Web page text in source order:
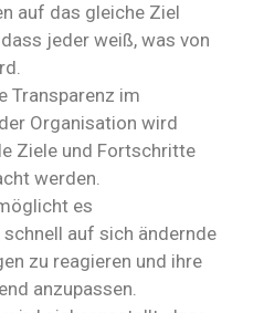
auf das gleiche Ziel
jeder weiß, was von
Transparenz im
Organisation wird
Ziele und Fortschritte
werden.
es
auf sich ändernde
zu reagieren und ihre
anzupassen.